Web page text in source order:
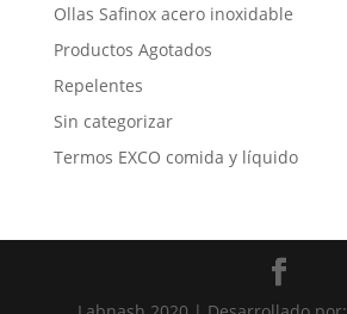
Ollas Safinox acero inoxidable
Productos Agotados
Repelentes
Sin categorizar
Termos EXCO comida y líquido